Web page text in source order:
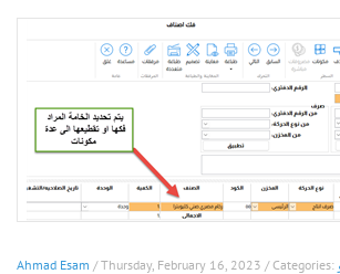
Ahmad Esam / Thursday, February 16, 2023 / Categories: